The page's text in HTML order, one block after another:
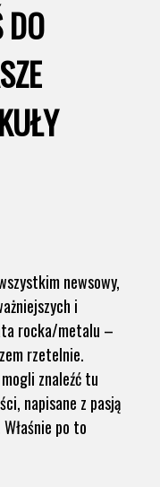
DO
newsowy,
i
rocka/metalu –
rzetelnie.
znaleźć tu
napisane z pasją
po to